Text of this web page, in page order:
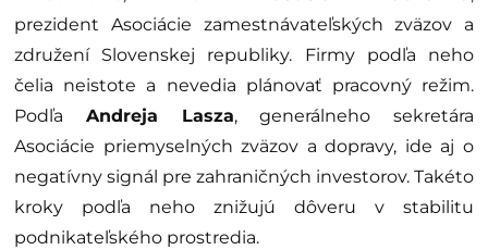
prezident Asociácie zamestnávateľských zväzov a
združení Slovenskej republiky. Firmy podľa neho
čelia neistote a nevedia plánovať pracovný režim.
Podľa Andreja Lasza, generálneho sekretára
Asociácie priemyselných zväzov a dopravy, ide aj o
negatívny signál pre zahraničných investorov. Takéto
kroky podľa neho znižujú dôveru v stabilitu
podnikateľského prostredia.